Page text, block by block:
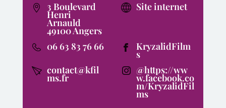
3 Boulevard
Henri
Arnauld
49100 Angers
Site internet
06 63 83 76 66 KryzalidFilm
s
contact@kfil
ms.fr
@https://ww
w.facebook.co
m/KryzalidFil
ms